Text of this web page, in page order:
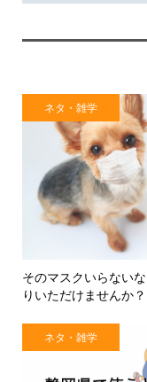
ネタ・雑学
そのマスクいらない
りいただけませんか？
ネタ・雑学